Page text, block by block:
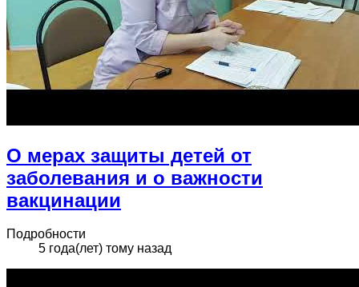
О мерах защиты детей от
заболевания и о важности
вакцинации
Подробности
5 года(лет) тому назад